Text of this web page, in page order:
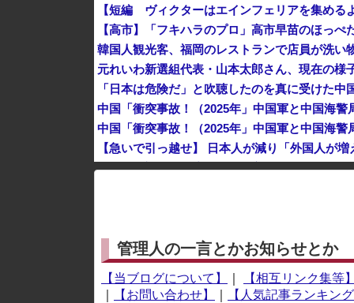
【短編 ヴィクターはエインフェリアを集め
【高市】「フキハラのプロ」高市早苗のほっ
韓国人観光客、福岡のレストランで店員が洗い
元れいわ新選組代表・山本太郎さん、現在の様
「日本は危険だ」と吹聴したのを真に受けた
【急いで引っ越せ】 日本人が減り「外国人が
韓国人の対日好感度が過去最高に、「ノージャ
※アドブロック等の広告非表示プラグインやアドオン
管理人の一言とかお知らせとか
【当ブログについて】
【相互リンク集等】
【お問い合わせ】
【人気記事ランキング